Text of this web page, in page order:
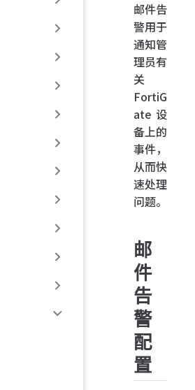
邮件告
警用于
通知管
理员有
关
FortiG
ate 设
备上的
事件，
从而快
速处理
问题。
邮
件
告
警
配
置